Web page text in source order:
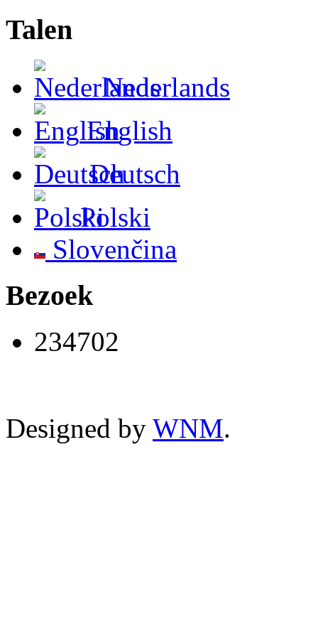
Talen
Nederlands
English
Deutsch
Polski
Slovenčina
Bezoek
234702
Designed by WNM.